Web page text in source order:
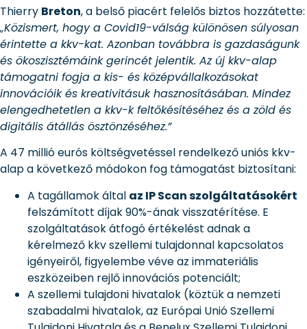
Thierry Breton, a belső piacért felelős biztos hozzátette:
„Közismert, hogy a Covid19-válság különösen súlyosan
érintette a kkv-kat. Azonban továbbra is gazdaságunk
és ökoszisztémáink gerincét jelentik. Az új kkv-alap
támogatni fogja a kis- és középvállalkozásokat
innovációik és kreativitásuk hasznosításában. Mindez
elengedhetetlen a kkv-k feltőkésítéséhez és a zöld és
digitális átállás ösztönzéséhez.”
A 47 millió eurós költségvetéssel rendelkező uniós kkv-
alap a következő módokon fog támogatást biztosítani:
A tagállamok által az IP Scan szolgáltatásokért
felszámított díjak 90%-ának visszatérítése. E
szolgáltatások átfogó értékelést adnak a
kérelmező kkv szellemi tulajdonnal kapcsolatos
igényeiről, figyelembe véve az immateriális
eszközeiben rejlő innovációs potenciált;
A szellemi tulajdoni hivatalok (köztük a nemzeti
szabadalmi hivatalok, az Európai Unió Szellemi